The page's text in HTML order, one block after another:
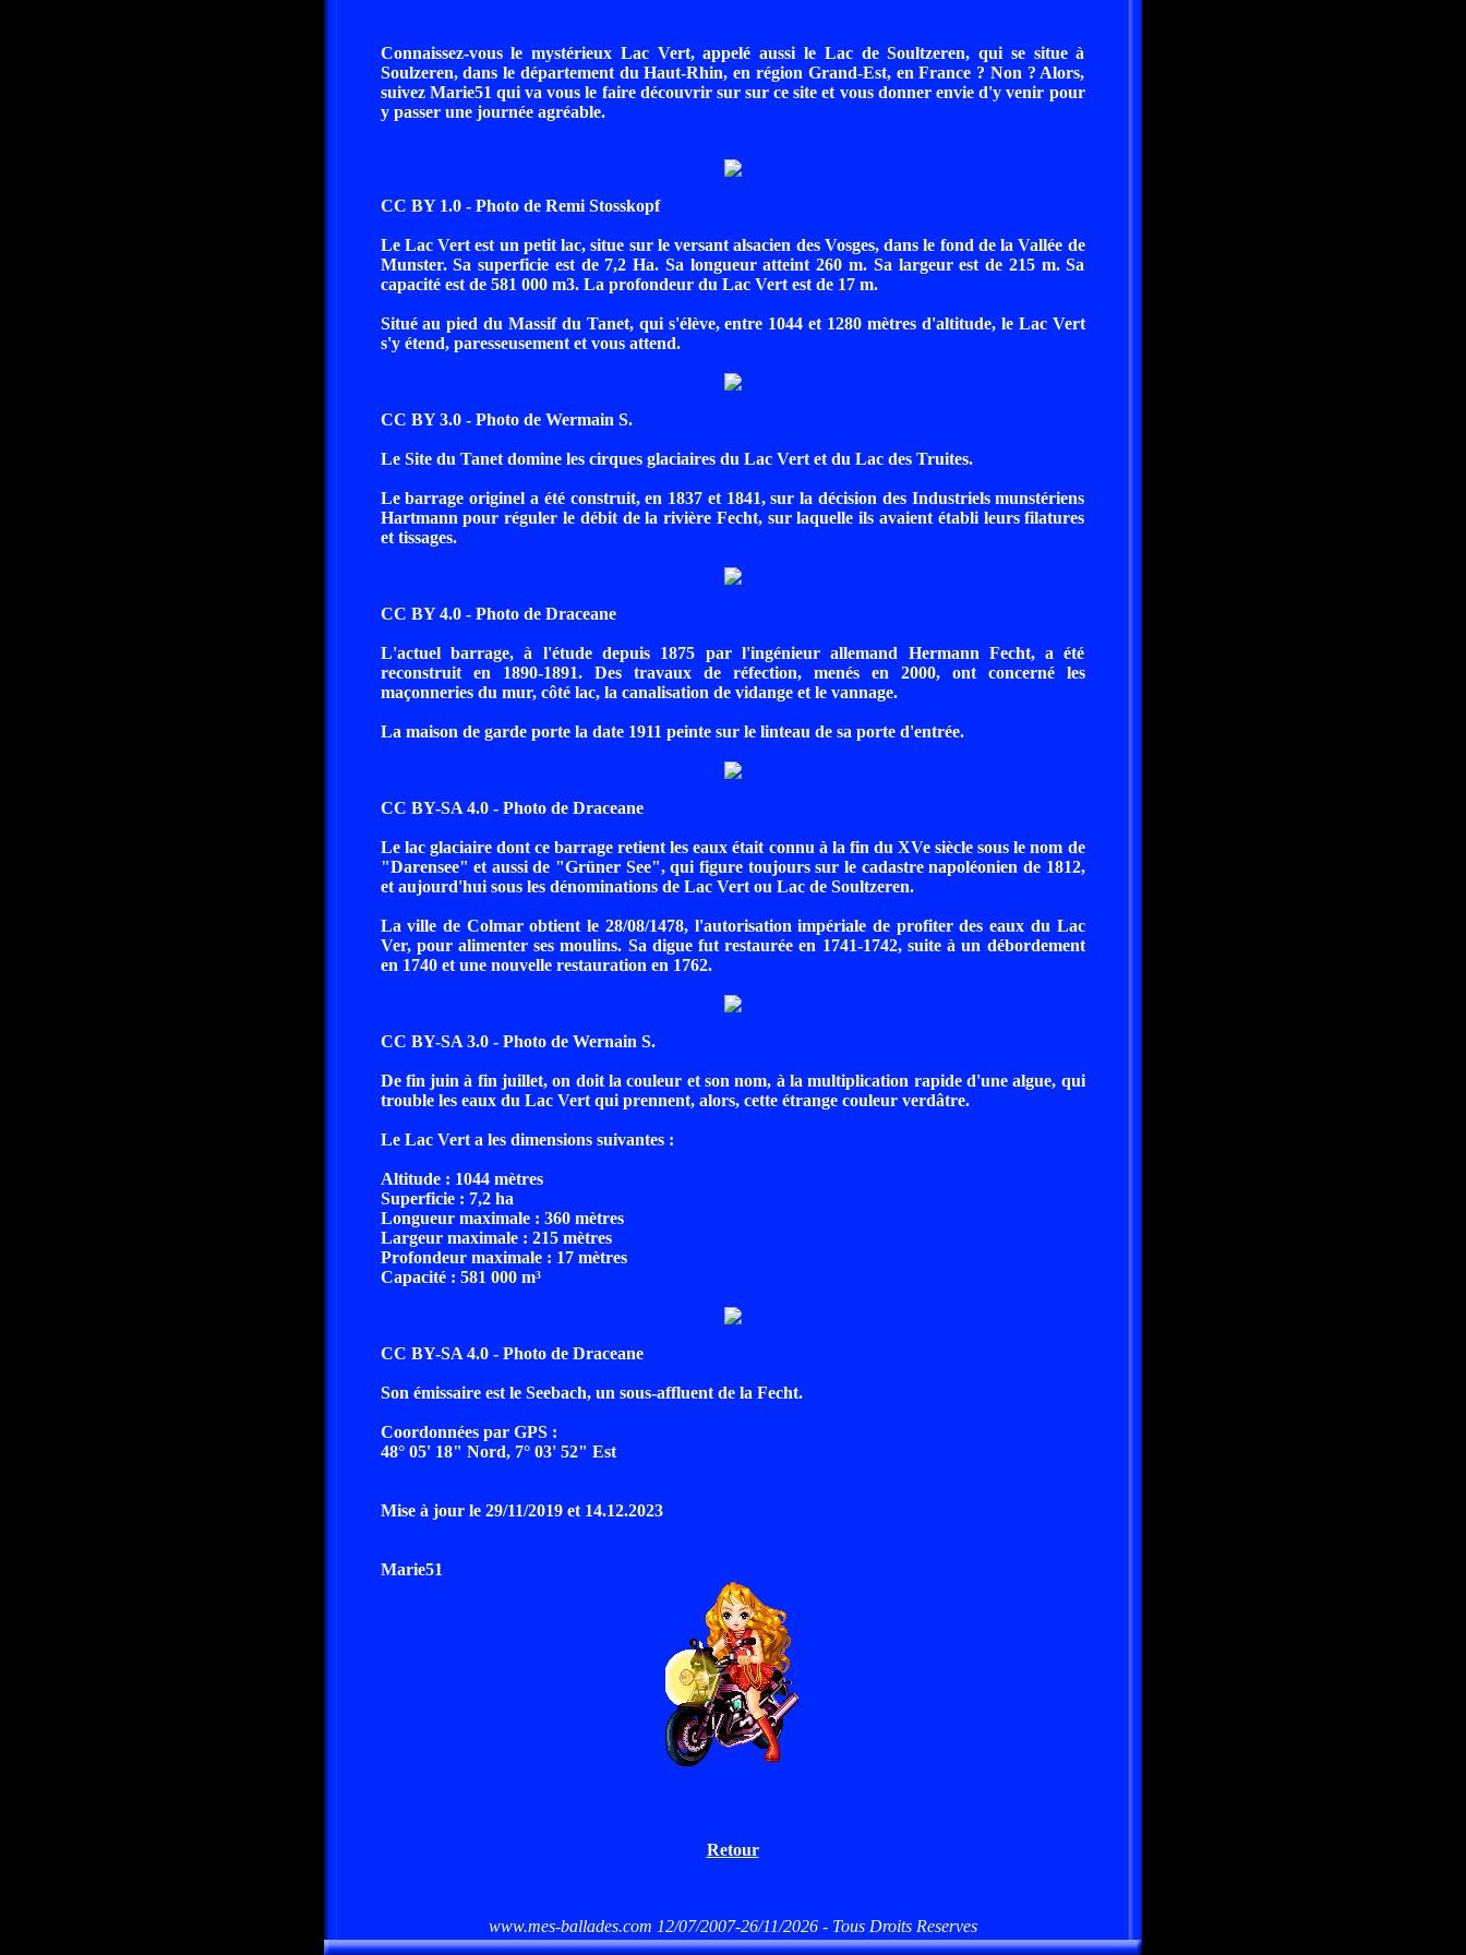
Connaissez-vous le mystérieux Lac Vert, appelé aussi le Lac de Soultzeren, qui se situe à
Soulzeren, dans le département du Haut-Rhin, en région Grand-Est, en France ? Non ? Alors,
suivez Marie51 qui va vous le faire découvrir sur sur ce site et vous donner envie d'y venir pour
y passer une journée agréable.
CC BY 1.0 - Photo de Remi Stosskopf
Le Lac Vert est un petit lac, situe sur le versant alsacien des Vosges, dans le fond de la Vallée de
Munster. Sa superficie est de 7,2 Ha. Sa longueur atteint 260 m. Sa largeur est de 215 m. Sa
capacité est de 581 000 m3. La profondeur du Lac Vert est de 17 m.
Situé au pied du Massif du Tanet, qui s'élève, entre 1044 et 1280 mètres d'altitude, le Lac Vert
s'y étend, paresseusement et vous attend.
CC BY 3.0 - Photo de Wermain S.
Le Site du Tanet domine les cirques glaciaires du Lac Vert et du Lac des Truites.
Le barrage originel a été construit, en 1837 et 1841, sur la décision des Industriels munstériens
Hartmann pour réguler le débit de la rivière Fecht, sur laquelle ils avaient établi leurs filatures
et tissages.
CC BY 4.0 - Photo de Draceane
L'actuel barrage, à l'étude depuis 1875 par l'ingénieur allemand Hermann Fecht, a été
reconstruit en 1890-1891. Des travaux de réfection, menés en 2000, ont concerné les
maçonneries du mur, côté lac, la canalisation de vidange et le vannage.
La maison de garde porte la date 1911 peinte sur le linteau de sa porte d'entrée.
CC BY-SA 4.0 - Photo de Draceane
Le lac glaciaire dont ce barrage retient les eaux était connu à la fin du XVe siècle sous le nom de
"Darensee" et aussi de "Grüner See", qui figure toujours sur le cadastre napoléonien de 1812,
et aujourd'hui sous les dénominations de Lac Vert ou Lac de Soultzeren.
La ville de Colmar obtient le 28/08/1478, l'autorisation impériale de profiter des eaux du Lac
Ver, pour alimenter ses moulins. Sa digue fut restaurée en 1741-1742, suite à un débordement
en 1740 et une nouvelle restauration en 1762.
CC BY-SA 3.0 - Photo de Wernain S.
De fin juin à fin juillet, on doit la couleur et son nom, à la multiplication rapide d'une algue, qui
trouble les eaux du Lac Vert qui prennent, alors, cette étrange couleur verdâtre.
Le Lac Vert a les dimensions suivantes :
Altitude : 1044 mètres
Superficie : 7,2 ha
Longueur maximale : 360 mètres
Largeur maximale : 215 mètres
Profondeur maximale : 17 mètres
Capacité : 581 000 m³
CC BY-SA 4.0 - Photo de Draceane
Son émissaire est le Seebach, un sous-affluent de la Fecht.
Coordonnées par GPS :
48° 05' 18" Nord, 7° 03' 52" Est
Mise à jour le 29/11/2019 et 14.12.2023
Marie51
Retour
www.mes-ballades.com 12/07/2007-26/11/2026 - Tous Droits Reserves